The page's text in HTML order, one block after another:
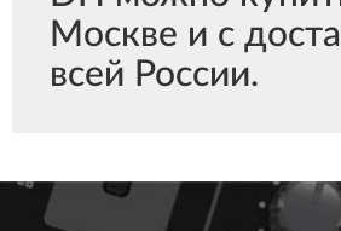
Москве и с
всей России.